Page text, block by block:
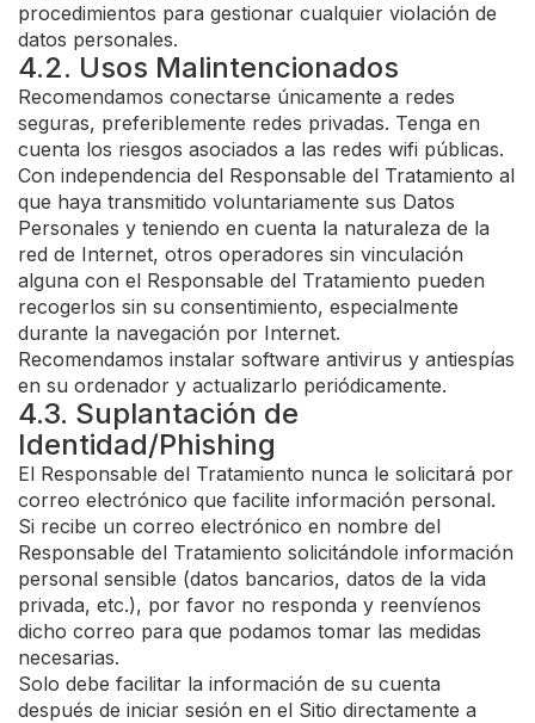
procedimientos para gestionar cualquier violación de
datos personales.
4.2. Usos Malintencionados
Recomendamos conectarse únicamente a redes
seguras, preferiblemente redes privadas. Tenga en
cuenta los riesgos asociados a las redes wifi públicas.
Con independencia del Responsable del Tratamiento al
que haya transmitido voluntariamente sus Datos
Personales y teniendo en cuenta la naturaleza de la
red de Internet, otros operadores sin vinculación
alguna con el Responsable del Tratamiento pueden
recogerlos sin su consentimiento, especialmente
durante la navegación por Internet.
Recomendamos instalar software antivirus y antiespías
en su ordenador y actualizarlo periódicamente.
4.3. Suplantación de
Identidad/Phishing
El Responsable del Tratamiento nunca le solicitará por
correo electrónico que facilite información personal.
Si recibe un correo electrónico en nombre del
Responsable del Tratamiento solicitándole información
personal sensible (datos bancarios, datos de la vida
privada, etc.), por favor no responda y reenvíenos
dicho correo para que podamos tomar las medidas
necesarias.
Solo debe facilitar la información de su cuenta
después de iniciar sesión en el Sitio directamente a